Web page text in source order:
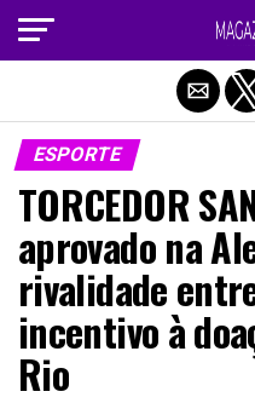
ESPORTE
TORCEDOR
aprovado na
rivalidade
incentivo à
Rio
Sair da